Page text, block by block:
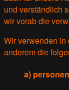
und verständlich
wir vorab die
Wir verwenden
anderem die
a)